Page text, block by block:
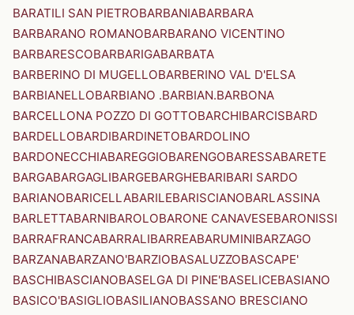
BARATILI SAN PIETROBARBANIABARBARA
BARBARANO ROMANOBARBARANO VICENTINO
BARBARESCOBARBARIGABARBATA
BARBERINO DI MUGELLOBARBERINO VAL D'ELSA
BARBIANELLOBARBIANO .BARBIAN.BARBONA
BARCELLONA POZZO DI GOTTOBARCHIBARCISBARD
BARDELLOBARDIBARDINETOBARDOLINO
BARDONECCHIABAREGGIOBARENGOBARESSABARETE
BARGABARGAGLIBARGEBARGHEBARIBARI SARDO
BARIANOBARICELLABARILEBARISCIANOBARLASSINA
BARLETTABARNIBAROLOBARONE CANAVESEBARONISSI
BARRAFRANCABARRALIBARREABARUMINIBARZAGO
BARZANABARZANO'BARZIOBASALUZZOBASCAPE'
BASCHIBASCIANOBASELGA DI PINE'BASELICEBASIANO
BASICO'BASIGLIOBASILIANOBASSANO BRESCIANO